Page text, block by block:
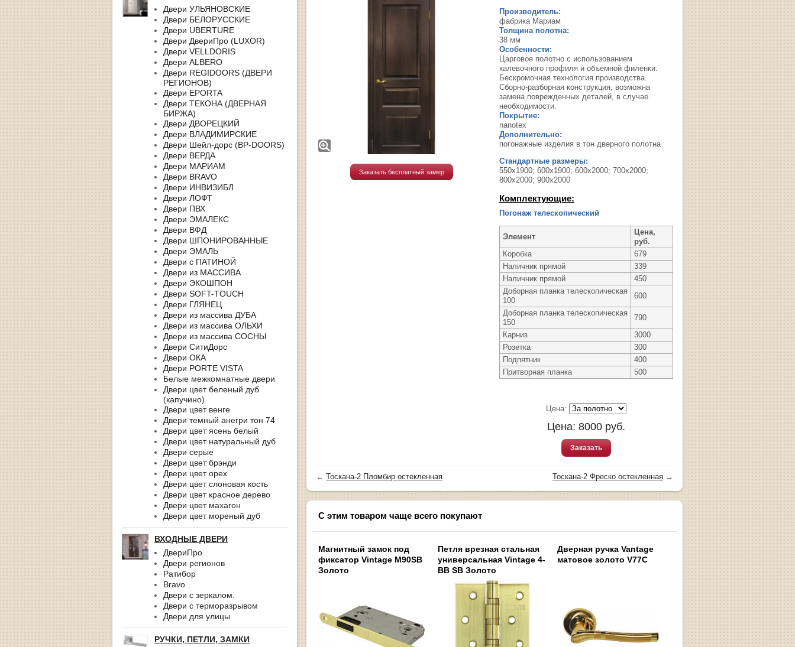
Двери УЛЬЯНОВСКИЕ
Двери БЕЛОРУССКИЕ
Двери UBERTURE
Двери ДвериПро (LUXOR)
Двери VELLDORIS
Двери ALBERO
Двери REGIDOORS (ДВЕРИ
РЕГИОНОВ)
Двери EPORTA
Двери ТЕКОНА (ДВЕРНАЯ
БИРЖА)
Двери ДВОРЕЦКИЙ
Двери ВЛАДИМИРСКИЕ
Двери Шейл-дорс (BP-DOORS)
Двери ВЕРДА
Двери МАРИАМ
Двери BRAVO
Двери ИНВИЗИБЛ
Двери ЛОФТ
Двери ПВХ
Двери ЭМАЛЕКС
Двери ВФД
Двери ШПОНИРОВАННЫЕ
Двери ЭМАЛЬ
Двери с ПАТИНОЙ
Двери из МАССИВА
Двери ЭКОШПОН
Двери SOFT-TOUCH
Двери ГЛЯНЕЦ
Двери из массива ДУБА
Двери из массива ОЛЬХИ
Двери из массива СОСНЫ
Двери СитиДорс
Двери ОКА
Двери PORTE VISTA
Белые межкомнатные двери
Двери цвет беленый дуб
(капучино)
Двери цвет венге
Двери темный анегри тон 74
Двери цвет ясень белый
Двери цвет натуральный дуб
Двери серые
Двери цвет брэнди
Двери цвет орех
Двери цвет слоновая кость
Двери цвет красное дерево
Двери цвет махагон
Двери цвет мореный дуб
ВХОДНЫЕ ДВЕРИ
ДвериПро
Двери регионов
Ратибор
Bravo
Двери с зеркалом.
Двери с терморазрывом
Двери для улицы
РУЧКИ, ПЕТЛИ, ЗАМКИ
Заказать бесплатный замер
Производитель:
фабрика Мариам
Толщина полотна:
38 мм
Особенности:
Царговое полотно с использованием
калевочного профиля и объемной филенки.
Бескромочная технология производства.
Сборно-разборная конструкция, возможна
замена поврежденных деталей, в случае
необходимости.
Покрытие:
nanotex
Дополнительно:
погонажные изделия в тон дверного полотна
Стандартные размеры:
550х1900; 600х1900; 600х2000; 700х2000;
800х2000; 900х2000
Комплектующие:
Погонаж телескопический
Элемент
Цена,
руб.
Коробка
679
Наличник прямой
339
Наличник прямой
450
Доборная планка телескопическая
100
600
Доборная планка телескопическая
150
790
Карниз
3000
Розетка
300
Подпятник
400
Притворная планка
500
Цена:
Цена: 8000 руб.
Заказать
← Тоскана-2 Пломбир остекленная Тоскана-2 Фреско остекленная →
С этим товаром чаще всего покупают
Магнитный замок под
фиксатор Vintage M90SB
Золото
Петля врезная стальная
универсальная Vintage 4-
BB SB Золото
Дверная ручка Vantage
матовое золото V77C